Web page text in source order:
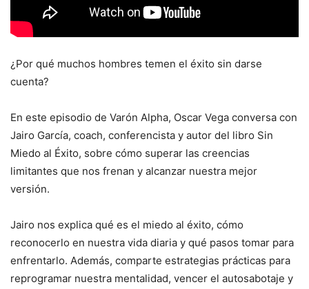
¿Por qué muchos hombres temen el éxito sin darse
cuenta?
En este episodio de Varón Alpha, Oscar Vega conversa con
Jairo García, coach, conferencista y autor del libro Sin
Miedo al Éxito, sobre cómo superar las creencias
limitantes que nos frenan y alcanzar nuestra mejor
versión.
Jairo nos explica qué es el miedo al éxito, cómo
reconocerlo en nuestra vida diaria y qué pasos tomar para
enfrentarlo. Además, comparte estrategias prácticas para
reprogramar nuestra mentalidad, vencer el autosabotaje y